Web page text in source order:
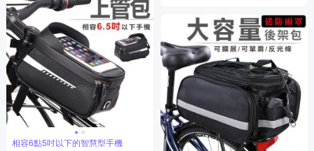
相容6點5吋以下的智慧型手機